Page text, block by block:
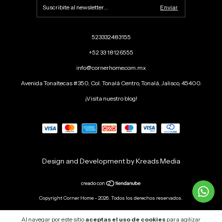
Al navegar por este sitio aceptas el uso de cookies para agilizar
523332483155
+52 33 18126555
info@cornerhome.com.mx
Avenida Tonaltecas #350, Col. Tonalá Centro, Tonalá, Jalisco, 45400.
¡Visita nuestro blog!
Design and Development by Kreads Media
Copyright Corner Home - 2026. Todos los derechos reservados.